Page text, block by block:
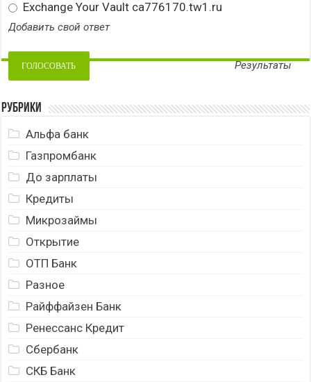
Exchange Your Vault ca776170.tw1.ru
Добавить свой ответ
Результаты
Рубрики
Альфа банк
Газпромбанк
До зарплаты
Кредиты
Микрозаймы
Открытие
ОТП Банк
Разное
Райффайзен Банк
Ренессанс Кредит
Сбербанк
СКБ Банк